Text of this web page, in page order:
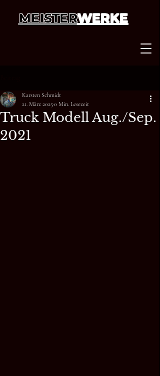
MEISTERWERKE
Truck Modell Aug./Sep.
2021
Karsten Schmidt
21. März 20250 Min. Lesezeit